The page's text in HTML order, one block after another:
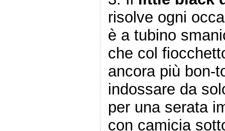
risolve ogni
è a tubino
che col
ancora più bon-
indossare da
per una serata
con camicia